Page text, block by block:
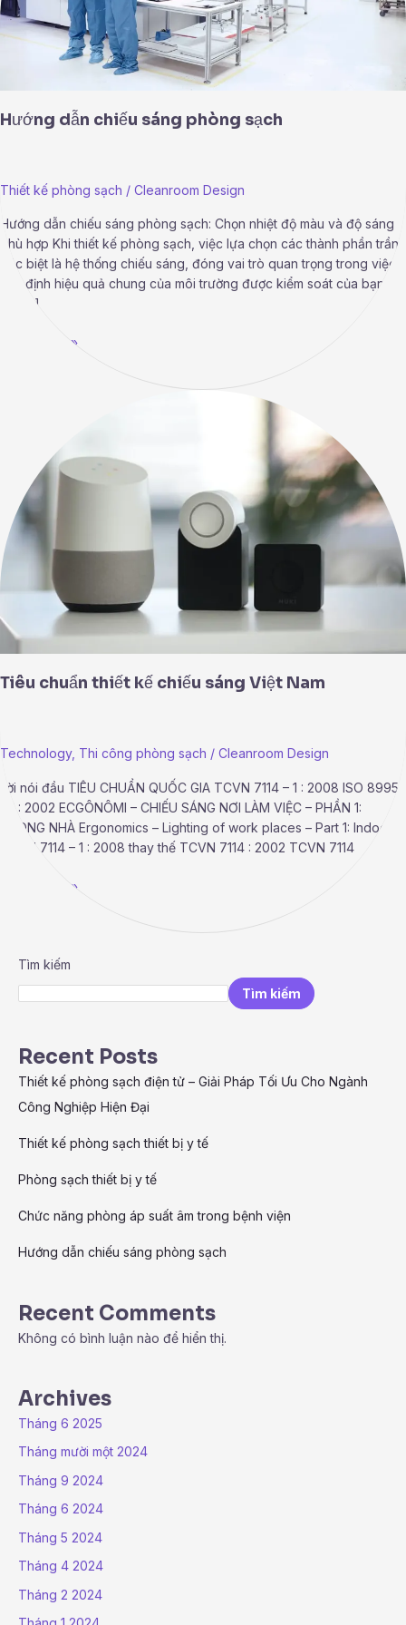
Hướng dẫn chiếu sáng phòng sạch
Thiết kế phòng sạch / Cleanroom Design
Hướng dẫn chiếu sáng phòng sạch: Chọn nhiệt độ màu và độ sáng
phù hợp Khi thiết kế phòng sạch, việc lựa chọn các thành phần trần,
đặc biệt là hệ thống chiếu sáng, đóng vai trò quan trọng trong việc
xác định hiệu quả chung của môi trường được kiểm soát của bạn.
Hệ […]
Read More »
Tiêu chuẩn thiết kế chiếu sáng Việt Nam
Technology, Thi công phòng sạch / Cleanroom Design
Lời nói đầu TIÊU CHUẨN QUỐC GIA TCVN 7114 – 1 : 2008 ISO 8995
– 1 : 2002 ECGÔNÔMI – CHIẾU SÁNG NƠI LÀM VIỆC – PHẦN 1:
TRONG NHÀ Ergonomics – Lighting of work places – Part 1: Indoor
TCVN 7114 – 1 : 2008 thay thế TCVN 7114 : 2002 TCVN 7114
sáng
Việt
Nam
Read More »
Tìm kiếm
Tìm kiếm
Recent Posts
Thiết kế phòng sạch điện tử – Giải Pháp Tối Ưu Cho Ngành
Công Nghiệp Hiện Đại
Thiết kế phòng sạch thiết bị y tế
Phòng sạch thiết bị y tế
Chức năng phòng áp suất âm trong bệnh viện
Hướng dẫn chiếu sáng phòng sạch
Recent Comments
Không có bình luận nào để hiển thị.
Archives
Tháng 6 2025
Tháng mười một 2024
Tháng 9 2024
Tháng 6 2024
Tháng 5 2024
Tháng 4 2024
Tháng 2 2024